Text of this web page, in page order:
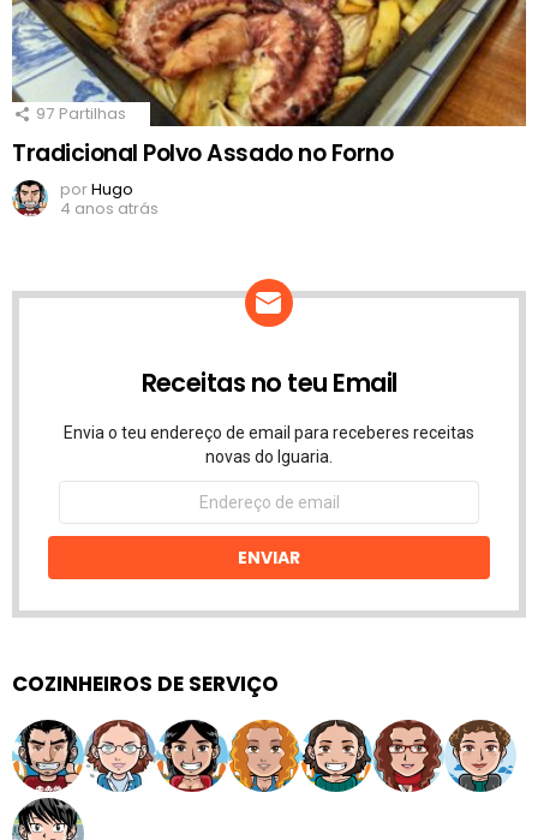
97 Partilhas
Tradicional Polvo Assado no Forno
porHugo
4 anos atrás
Receitas no teu Email
Envia o teu endereço de email para receberes receitas
novas do Iguaria.
Endereço
email
ENVIAR
COZINHEIROS DE SERVIÇO